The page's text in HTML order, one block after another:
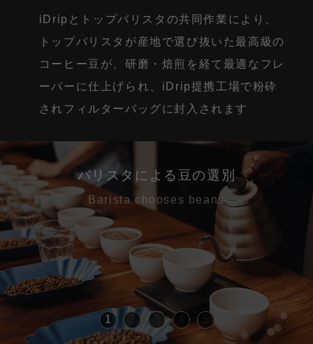
iDripとトップバリスタの共同作業により、
トップバリスタが産地で選び抜いた最高級の
コーヒー豆が、研磨・焙煎を経て最適なフレ
ーバーに仕上げられ、iDrip提携工場で粉砕
されフィルターバッグに封入されます
バリスタによる豆の選別
Barista chooses beans
1